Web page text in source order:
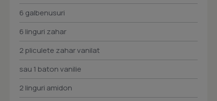
6 galbenusuri
6 linguri zahar
2 pliculete zahar vanilat
sau 1 baton vanilie
2 linguri amidon